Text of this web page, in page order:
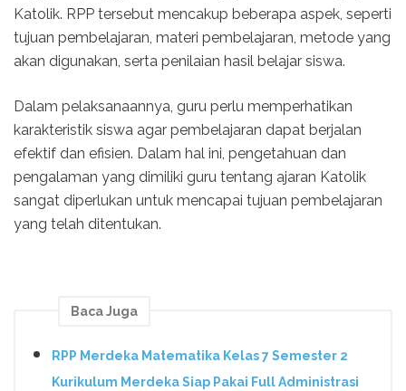
Katolik. RPP tersebut mencakup beberapa aspek, seperti
tujuan pembelajaran, materi pembelajaran, metode yang
akan digunakan, serta penilaian hasil belajar siswa.
Dalam pelaksanaannya, guru perlu memperhatikan
karakteristik siswa agar pembelajaran dapat berjalan
efektif dan efisien. Dalam hal ini, pengetahuan dan
pengalaman yang dimiliki guru tentang ajaran Katolik
sangat diperlukan untuk mencapai tujuan pembelajaran
yang telah ditentukan.
Baca Juga
RPP Merdeka Matematika Kelas 7 Semester 2
Kurikulum Merdeka Siap Pakai Full Administrasi